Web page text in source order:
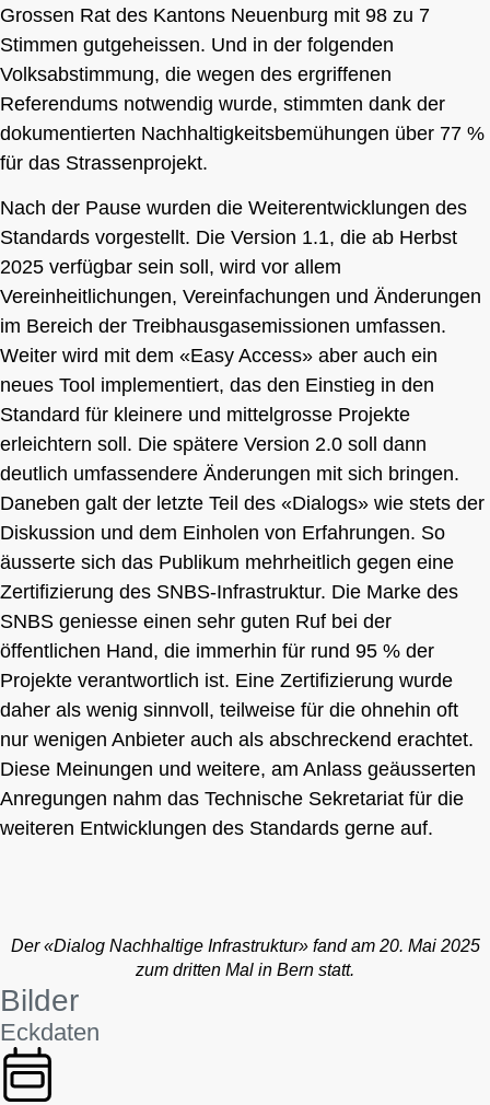
Grossen Rat des Kantons Neuenburg mit 98 zu 7
Stimmen gutgeheissen. Und in der folgenden
Volksabstimmung, die wegen des ergriffenen
Referendums notwendig wurde, stimmten dank der
dokumentierten Nachhaltigkeitsbemühungen über 77 %
für das Strassenprojekt.
Nach der Pause wurden die Weiterentwicklungen des
Standards vorgestellt. Die Version 1.1, die ab Herbst
2025 verfügbar sein soll, wird vor allem
Vereinheitlichungen, Vereinfachungen und Änderungen
im Bereich der Treibhausgasemissionen umfassen.
Weiter wird mit dem «Easy Access» aber auch ein
neues Tool implementiert, das den Einstieg in den
Standard für kleinere und mittelgrosse Projekte
erleichtern soll. Die spätere Version 2.0 soll dann
deutlich umfassendere Änderungen mit sich bringen.
Daneben galt der letzte Teil des «Dialogs» wie stets der
Diskussion und dem Einholen von Erfahrungen. So
äusserte sich das Publikum mehrheitlich gegen eine
Zertifizierung des SNBS-Infrastruktur. Die Marke des
SNBS geniesse einen sehr guten Ruf bei der
öffentlichen Hand, die immerhin für rund 95 % der
Projekte verantwortlich ist. Eine Zertifizierung wurde
daher als wenig sinnvoll, teilweise für die ohnehin oft
nur wenigen Anbieter auch als abschreckend erachtet.
Diese Meinungen und weitere, am Anlass geäusserten
Anregungen nahm das Technische Sekretariat für die
weiteren Entwicklungen des Standards gerne auf.
Der «Dialog Nachhaltige Infrastruktur» fand am 20. Mai 2025
zum dritten Mal in Bern statt.
Bilder
Eckdaten